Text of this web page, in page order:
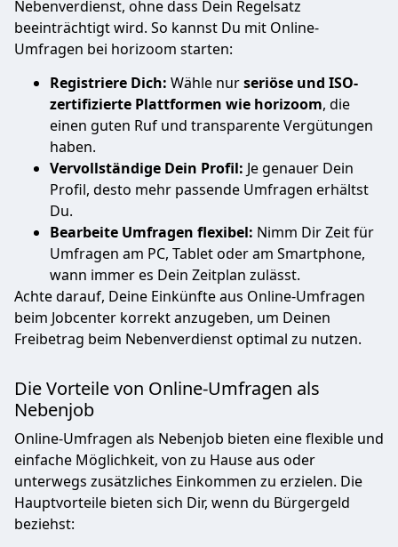
Nebenverdienst, ohne dass Dein Regelsatz
beeinträchtigt wird. So kannst Du mit Online-
Umfragen bei horizoom starten:
Registriere Dich: Wähle nurseriöse und ISO-
zertifizierte Plattformen wie horizoom, die
einen guten Ruf und transparente Vergütungen
haben.
Vervollständige Dein Profil: Je genauer Dein
Profil, desto mehr passende Umfragen erhältst
Du.
Bearbeite Umfragen flexibel: Nimm Dir Zeit für
Umfragen am PC, Tablet oder am Smartphone,
wann immer es Dein Zeitplan zulässt.
Achte darauf, Deine Einkünfte aus Online-Umfragen
beim Jobcenter korrekt anzugeben, um Deinen
Freibetrag beim Nebenverdienst optimal zu nutzen.
Die Vorteile von Online-Umfragen als
Nebenjob
Online-Umfragen als Nebenjob bieten eine flexible und
einfache Möglichkeit, von zu Hause aus oder
unterwegs zusätzliches Einkommen zu erzielen. Die
Hauptvorteile bieten sich Dir, wenn du Bürgergeld
beziehst: